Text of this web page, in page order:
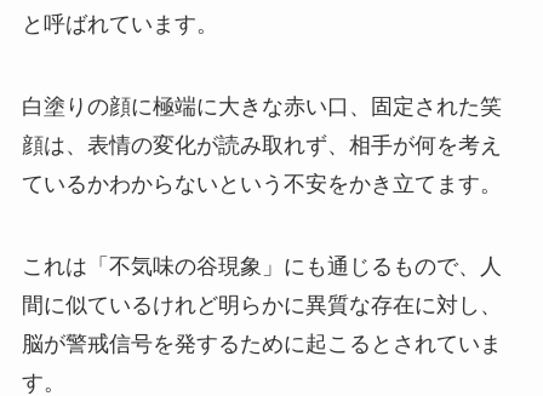
と呼ばれています。
白塗りの顔に極端に大きな赤い口、固定された笑
顔は、表情の変化が読み取れず、相手が何を考え
ているかわからないという不安をかき立てます。
これは「不気味の谷現象」にも通じるもので、人
間に似ているけれど明らかに異質な存在に対し、
脳が警戒信号を発するために起こるとされていま
す。